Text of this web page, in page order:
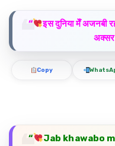
“
इस दुनिया मेँ अजनबी
अक्सर
Copy
“
Jab khawabo